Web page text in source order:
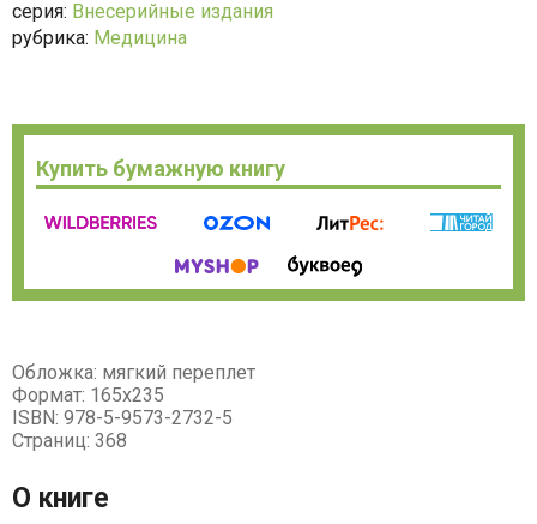
серия: Внесерийные издания
рубрика: Медицина
Купить бумажную книгу
Обложка: мягкий переплет
Формат: 165х235
ISBN: 978-5-9573-2732-5
Страниц: 368
О книге